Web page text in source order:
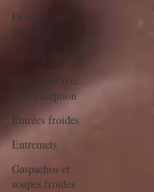
Desserts sans
lactose
Entrées de fête
ou d'exception
Entrées froides
Entremets
Gaspachos et
soupes froides